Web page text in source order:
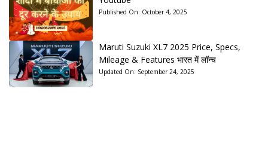
Published On: October 4, 2025
Maruti Suzuki XL7 2025 Price, Specs,
Mileage & Features भारत में लॉन्च
Updated On: September 24, 2025